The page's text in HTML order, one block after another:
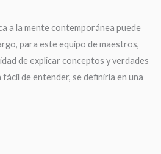
a la mente contemporánea puede
para este equipo de maestros,
de explicar conceptos y verdades
de entender, se definiría en una